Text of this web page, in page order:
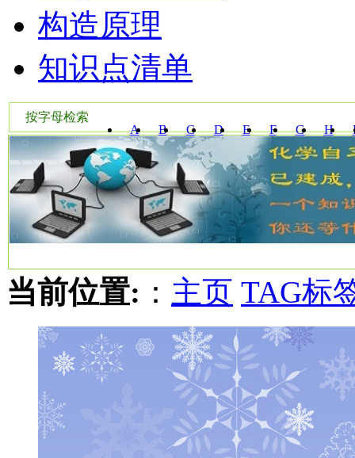
构造原理
知识点清单
按字母检索
A
B C D E F G H
W Y
当前位置: ： 主页 TAG标